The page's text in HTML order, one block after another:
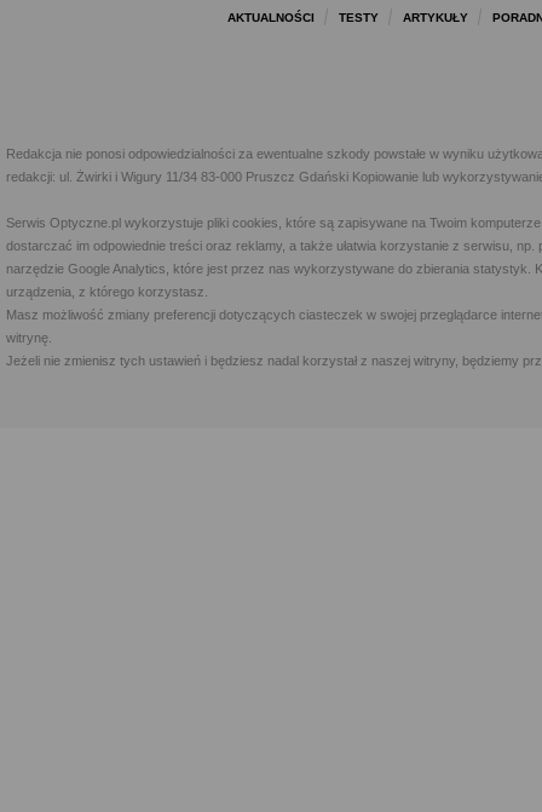
AKTUALNOŚCI TESTY ARTYKUŁY
Redakcja nie ponosi odpowiedzialności za ewentualne szkody powstałe w wyniku
redakcji: ul. Żwirki i Wigury 11/34 83-000 Pruszcz Gdański Kopiowanie lub
Serwis Optyczne.pl wykorzystuje pliki cookies, które są zapisywane na Twoim
dostarczać im odpowiednie treści oraz reklamy, a także ułatwia korzystanie z serwisu,
narzędzie Google Analytics, które jest przez nas wykorzystywane do zbierania statystyk.
urządzenia, z którego korzystasz.
Masz możliwość zmiany preferencji dotyczących ciasteczek w swojej przeglądarce
witrynę.
Jeżeli nie zmienisz tych ustawień i będziesz nadal korzystał z naszej witryny, będziemy